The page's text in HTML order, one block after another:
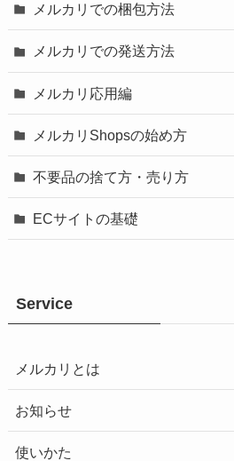
メルカリでの梱包方法
メルカリでの発送方法
メルカリ応用編
メルカリShopsの始め方
不要品の捨て方・売り方
ECサイトの基礎
Service
メルカリとは
お知らせ
使いかた